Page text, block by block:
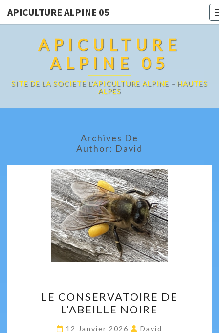
APICULTURE ALPINE 05
APICULTURE
ALPINE 05
SITE DE LA SOCIETE L'APICULTURE ALPINE – HAUTES
ALPES
Archives De
Author: David
CONSERVATOIRE
DE
L’ABEILLE
LE CONSERVATOIRE DE
L’ABEILLE NOIRE
12 Janvier 2026 David